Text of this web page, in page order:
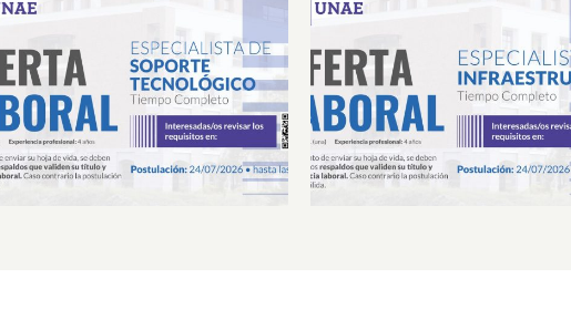
Oferta Laboral Especialista de
Soporte Tecnológico
Oferta Laboral Especialista
Infraestructura